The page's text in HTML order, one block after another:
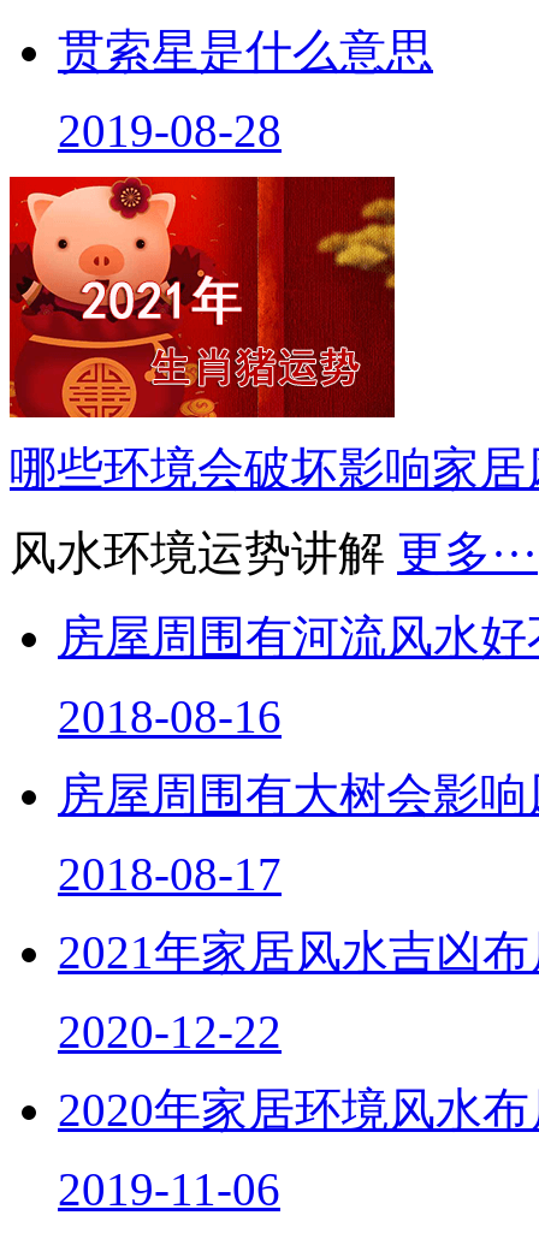
贯索星是什么意思
2019-08-28
哪些环境会破坏影响家居
风水环境运势讲解 更多···
房屋周围有河流风水
2018-08-16
房屋周围有大树会影
2018-08-17
2021年家居风水吉凶
2020-12-22
2020年家居环境风水
2019-11-06